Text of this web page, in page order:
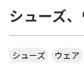
シューズ
シューズ ウェア